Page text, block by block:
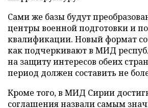
Сами же базы будут
центры военной подготовки и
квалификации. Новый формат
как подчеркивают в МИД
на защиту интересов обеих
период должен составить не
Кроме того, в МИД Сирии
соглашения назвали самым